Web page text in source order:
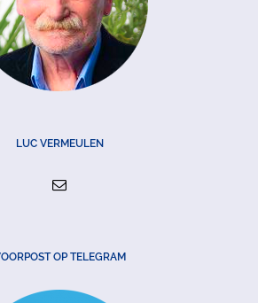
LUC VERMEULEN
OP TELEGRAM